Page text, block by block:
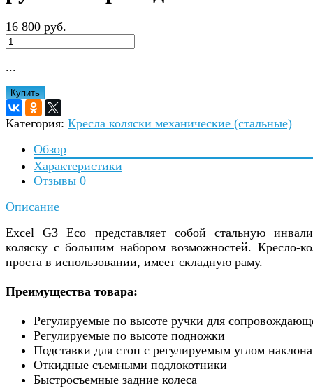
16 800 руб.
...
Купить
Категория: Кресла коляски механические (стальные)
Обзор
Характеристики
Отзывы 0
Описание
Excel G3 Eco представляет собой стальную
коляску с большим набором возможностей. Кресло-
проста в использовании, имеет складную раму.
Преимущества товара:
Регулируемые по высоте ручки для
Регулируемые по высоте подножки
Подставки для стоп с регулируемым углом наклона
Откидные съемными подлокотники
Быстросъемные задние колеса